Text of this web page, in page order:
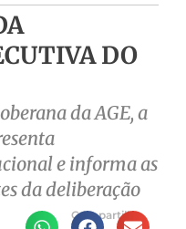
DO
da AGE, a
e informa as
da deliberação
Compartilhe